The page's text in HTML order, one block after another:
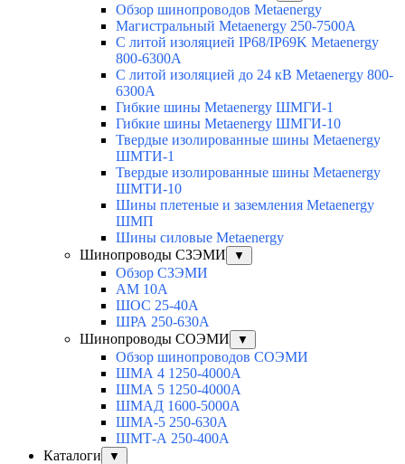
Обзор шинопроводов Metaenergy
Магистральный Metaenergy 250-7500A
С литой изоляцией IP68/IP69K Metaenergy
800-6300A
С литой изоляцией до 24 кВ Metaenergy 800-
6300A
Гибкие шины Metaenergy ШМГИ-1
Гибкие шины Metaenergy ШМГИ-10
Твердые изолированные шины Metaenergy
ШМТИ-1
Твердые изолированные шины Metaenergy
ШМТИ-10
Шины плетеные и заземления Metaenergy
ШМП
Шины силовые Metaenergy
Шинопроводы СЗЭМИ
▼
Обзор СЗЭМИ
АМ 10А
ШОС 25-40А
ШРА 250-630А
Шинопроводы СОЭМИ
▼
Обзор шинопроводов СОЭМИ
ШМА 4 1250-4000А
ШМА 5 1250-4000А
ШМАД 1600-5000А
ШМА-5 250-630А
ШМТ-А 250-400А
Каталоги
▼